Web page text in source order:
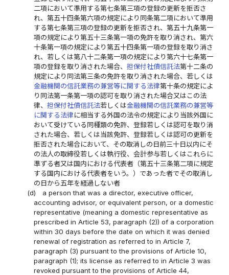
二項において準用する第七条第三項の登録の更新を拒否さ
れ、第五十四条第六項の規定により同条第二項において準用
する第七条第三項の登録の更新を拒否され、第五十九条第一
項の規定により第五十三条第一項の免許を取り消され、第六
十条第一項の規定により第五十四条第一項の登録を取り消さ
れ、若しくは第八十二条第一項の規定により第六十七条第一
項の登録を取り消された場合、 担保付社債信託法第十二条の
規定により同法第三条の免許を取り消された場合、若しくは
金融機関の信託業務の兼営等に関する法律第十条の規定によ
り同法第一条第一項の認可を取り消された場合又はこの法
律、 担保付社債信託法若しくは金融機関の信託業務の兼営等
に関する法律に相当する外国の法令の規定により当該外国に
おいて受けている同種類の免許、登録若しくは認可を取り消
された場合、若しくは当該免許、登録若しくは認可の更新を
拒否された場合において、その取消しの日前三十日以内にそ
の法人の取締役若しくは執行役、会計参与若しくはこれらに
準ずる者又は国内における代表者（第五十三条第二項に規定
する国内における代表者をいう。）であった者でその取消し
の日から五年を経過しない者
(d)
a person that was a director, executive officer,
accounting advisor, or equivalent person, or a domestic
representative (meaning a domestic representative as
prescribed in Article 53, paragraph (2)) of a corporation
within 30 days before the date on which it was denied
renewal of registration as referred to in Article 7,
paragraph (3) pursuant to the provisions of Article 10,
paragraph (1); its license as referred to in Article 3 was
revoked pursuant to the provisions of Article 44,